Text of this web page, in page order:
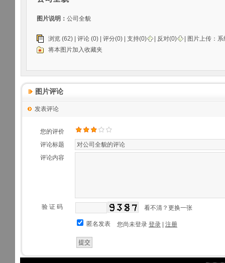
图片说明： 公司全貌
浏览 (62) | 评论 (0) | 评分(0) | 支持(0) 反对(0) | 图片上传： 系
将本图片加入收藏夹
图片评论
发表评论
您的评价
评论标题
评论内容
验 证 码 看不清？更换一张
匿名发表 您尚未登录 登录 注册